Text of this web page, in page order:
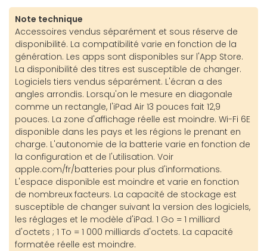
Note technique
Accessoires vendus séparément et sous réserve de
disponibilité. La compatibilité varie en fonction de la
génération. Les apps sont disponibles sur l'App Store.
La disponibilité des titres est susceptible de changer.
Logiciels tiers vendus séparément. L'écran a des
angles arrondis. Lorsqu'on le mesure en diagonale
comme un rectangle, l'iPad Air 13 pouces fait 12,9
pouces. La zone d'affichage réelle est moindre. Wi-Fi 6E
disponible dans les pays et les régions le prenant en
charge. L'autonomie de la batterie varie en fonction de
la configuration et de l'utilisation. Voir
apple.com/fr/batteries pour plus d'informations.
L'espace disponible est moindre et varie en fonction
de nombreux facteurs. La capacité de stockage est
susceptible de changer suivant la version des logiciels,
les réglages et le modèle d'iPad. 1 Go = 1 milliard
d'octets ; 1 To = 1 000 milliards d'octets. La capacité
formatée réelle est moindre.